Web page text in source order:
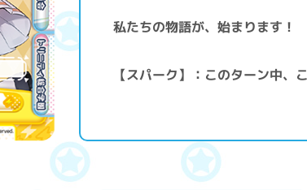
私たちの物語が、始まります！
【スパーク】：このターン中、